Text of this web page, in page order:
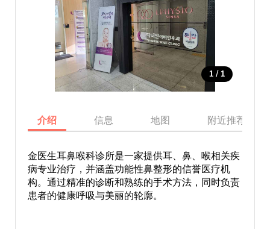
1 / 1
介绍 信息 地图 附近推荐景点
金医生耳鼻喉科诊所是一家提供耳、鼻、喉相关疾
病专业治疗，并涵盖功能性鼻整形的信誉医疗机
构。通过精准的诊断和熟练的手术方法，同时负责
患者的健康呼吸与美丽的轮廓。